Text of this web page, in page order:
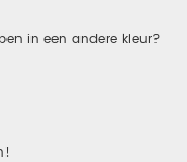
in een andere kleur?